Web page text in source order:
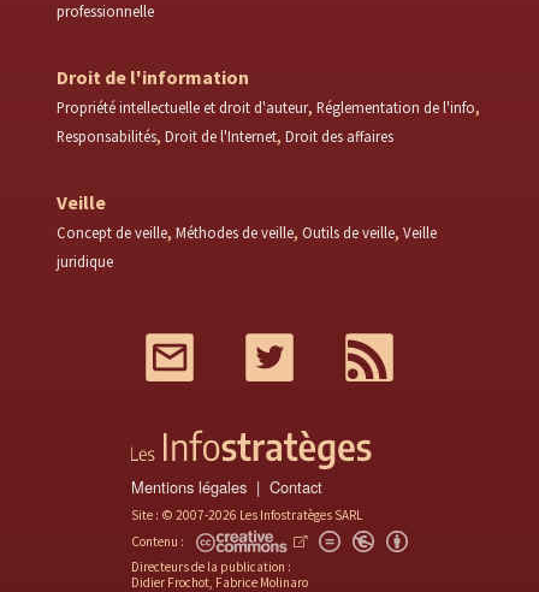
professionnelle
Droit de l'information
Propriété intellectuelle et droit d'auteur Réglementation de l'info
Responsabilités Droit de l'Internet Droit des affaires
Veille
Concept de veille Méthodes de veille Outils de veille Veille
juridique
Twitter
Mentions légales Contact
Site : © 2007-2026 Les Infostratèges SARL
Contenu :
Directeurs de la publication :
Didier Frochot, Fabrice Molinaro